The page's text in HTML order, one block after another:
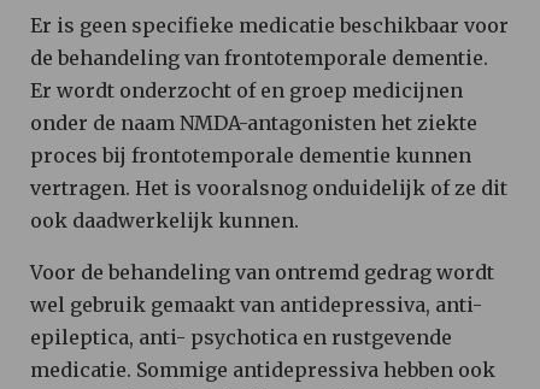
Er is geen specifieke medicatie beschikbaar voor
de behandeling van frontotemporale dementie.
Er wordt onderzocht of en groep medicijnen
onder de naam NMDA-antagonisten het ziekte
proces bij frontotemporale dementie kunnen
vertragen. Het is vooralsnog onduidelijk of ze dit
ook daadwerkelijk kunnen.
Voor de behandeling van ontremd gedrag wordt
wel gebruik gemaakt van antidepressiva, anti-
epileptica, anti- psychotica en rustgevende
medicatie. Sommige antidepressiva hebben ook